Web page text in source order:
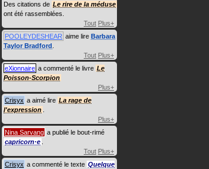
Des citations de Le rire de la méduse
ont été rassemblées.
Tout Plus+
POOLEYDESHEAR aime lire Barbara
Taylor Bradford
Tout Plus+
eXionnaire a commenté le livre Le
Poisson-Scorpion
Plus+
Crisyx a aimé lire La rage de
l'expression
Plus+
Nina Sarvang a publié le bout-rimé
capricorn·e
Tout Plus+
Crisyx a commenté le texte Quelque